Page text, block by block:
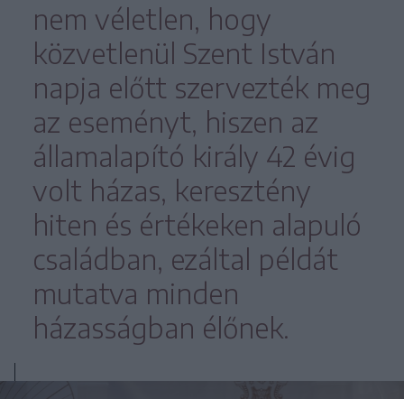
nem véletlen, hogy
közvetlenül Szent István
napja előtt szervezték meg
az eseményt, hiszen az
államalapító király 42 évig
volt házas, keresztény
hiten és értékeken alapuló
családban, ezáltal példát
mutatva minden
házasságban élőnek.